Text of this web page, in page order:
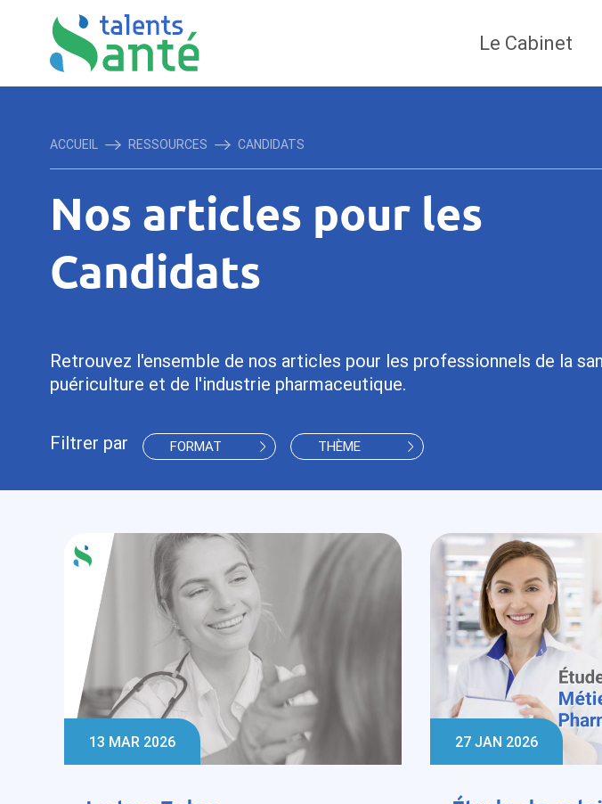
Le Cabinet
ACCUEIL RESSOURCES CANDIDATS
Nos articles pour les
Candidats
Retrouvez l'ensemble de nos articles pour les professionnels de la
puériculture et de l'industrie pharmaceutique.
Filtrer par FORMAT THÈME
13 MAR 2026 27 JAN 2026